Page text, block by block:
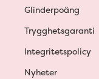
Glinderpoäng
Trygghetsgaranti
Integritetspolicy
Nyheter